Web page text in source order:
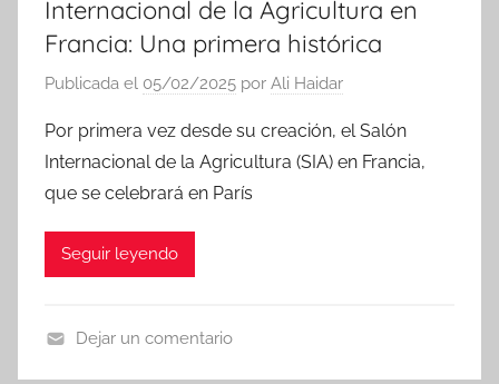
Internacional de la Agricultura en
Francia: Una primera histórica
Publicada el 05/02/2025 por Ali Haidar
Por primera vez desde su creación, el Salón
Internacional de la Agricultura (SIA) en Francia,
que se celebrará en París
Seguir leyendo
Dejar un comentario